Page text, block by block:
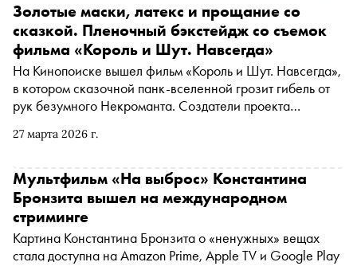
27 марта 2026 г.
Золотые маски, латекс и прощание со
сказкой. Пленочный бэкстейдж со съемок
фильма «Король и Шут. Навсегда»
На Кинопоиске вышел фильм «Король и Шут. Навсегда»,
в котором сказочной панк-вселенной грозит гибель от
рук безумного Некроманта. Создатели проекта
кадрами с последней смены, где снималась кульминация
Мультфильм «На выброс» Константина
Бронзита вышел на международном
стриминге
Картина Константина Бронзита о «ненужных» вещах
стала доступна на Amazon Prime, Apple TV и Google Play